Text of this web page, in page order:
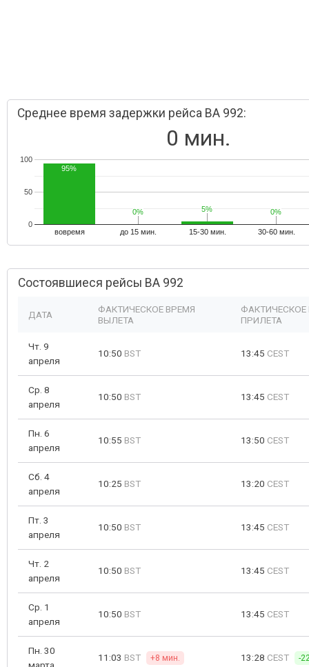
Среднее время задержки рейса BA 992:
0 мин.
вовремя до 15 мин. 15-30 мин. 30-60 мин.
0
50
100
95%
0%
0% 5%
5% 0%
0%
Состоявшиеся рейсы BA 992
ДАТА
ФАКТИЧЕСКОЕ ВРЕМЯ
ВЫЛЕТА
ФАКТИЧЕСКОЕ
ПРИЛЕТА
Чт. 9
апреля
10:50 BST 13:45 CEST
Ср. 8
апреля
10:50 BST 13:45 CEST
Пн. 6
апреля
10:55 BST 13:50 CEST
Сб. 4
апреля
10:25 BST 13:20 CEST
Пт. 3
апреля
10:50 BST 13:45 CEST
Чт. 2
апреля
10:50 BST 13:45 CEST
Ср. 1
апреля
10:50 BST 13:45 CEST
Пн. 30
11:03 BST +8 мин. 13:28 CEST -